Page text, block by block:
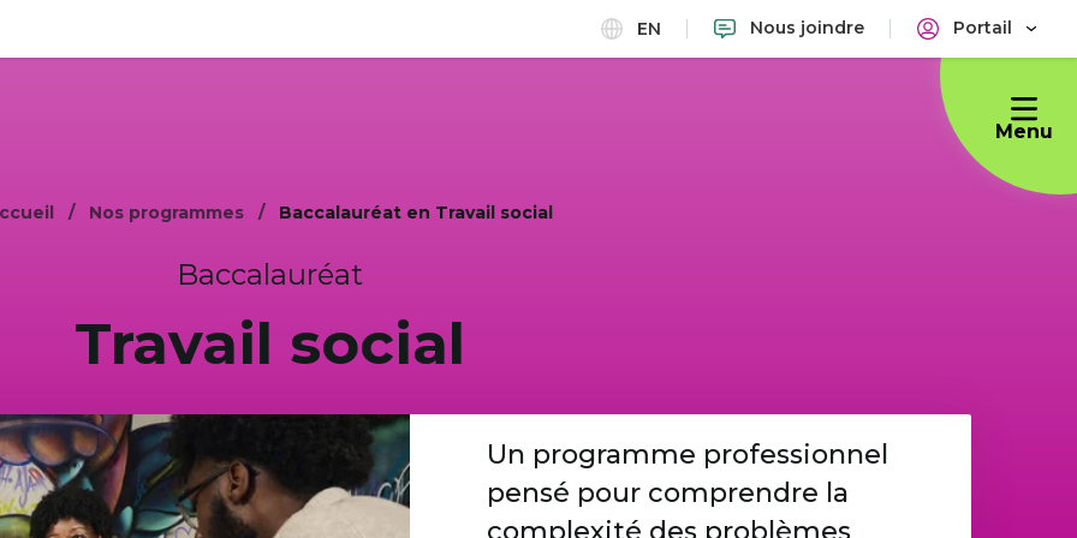
EN Nous joindre Portail
Menu
Nos programmes Baccalauréat en Travail social
Baccalauréat
Travail social
Un programme professionnel
pensé pour comprendre la
complexité des problèmes